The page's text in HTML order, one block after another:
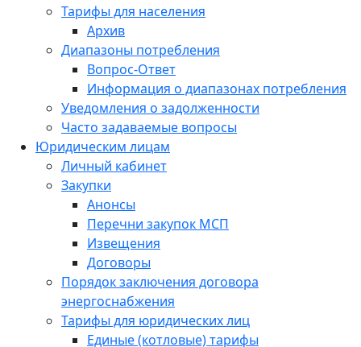
Тарифы для населения
Архив
Диапазоны потребления
Вопрос-Ответ
Информация о диапазонах потребления
Уведомления о задолженности
Часто задаваемые вопросы
Юридическим лицам
Личный кабинет
Закупки
Анонсы
Перечни закупок МСП
Извещения
Договоры
Порядок заключения договора
энергоснабжения
Тарифы для юридических лиц
Единые (котловые) тарифы